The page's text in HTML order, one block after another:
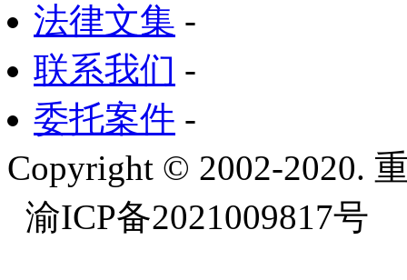
法律文集 -
联系我们 -
委托案件 -
Copyright © 2002-2020.
渝ICP备2021009817号